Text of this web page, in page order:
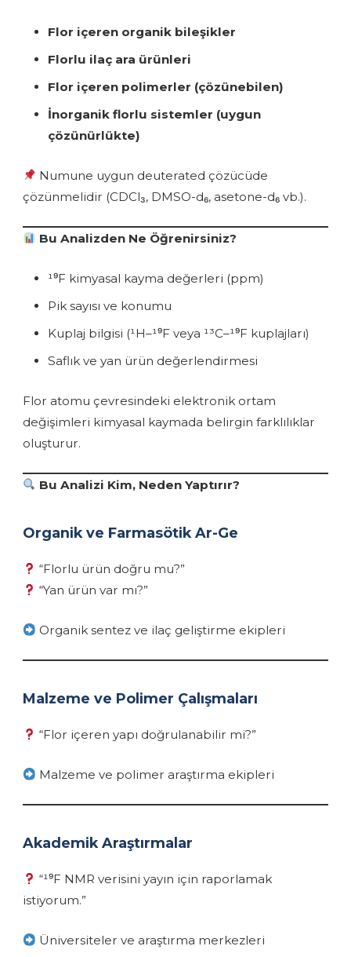
Flor içeren organik bileşikler
Florlu ilaç ara ürünleri
Flor içeren polimerler (çözünebilen)
İnorganik florlu sistemler (uygun
çözünürlükte)
Numune uygun deuterated çözücüde
çözünmelidir (CDCl₃, DMSO-d₆, asetone-d₆ vb.).
Bu Analizden Ne Öğrenirsiniz?
¹⁹F kimyasal kayma değerleri (ppm)
Pik sayısı ve konumu
Kuplaj bilgisi (¹H–¹⁹F veya ¹³C–¹⁹F kuplajları)
Saflık ve yan ürün değerlendirmesi
Flor atomu çevresindeki elektronik ortam
değişimleri kimyasal kaymada belirgin farklılıklar
oluşturur.
Bu Analizi Kim, Neden Yaptırır?
Organik ve Farmasötik Ar-Ge
“Florlu ürün doğru mu?”
“Yan ürün var mı?”
Organik sentez ve ilaç geliştirme ekipleri
Malzeme ve Polimer Çalışmaları
“Flor içeren yapı doğrulanabilir mi?”
Malzeme ve polimer araştırma ekipleri
Akademik Araştırmalar
“¹⁹F NMR verisini yayın için raporlamak
istiyorum.”
Üniversiteler ve araştırma merkezleri